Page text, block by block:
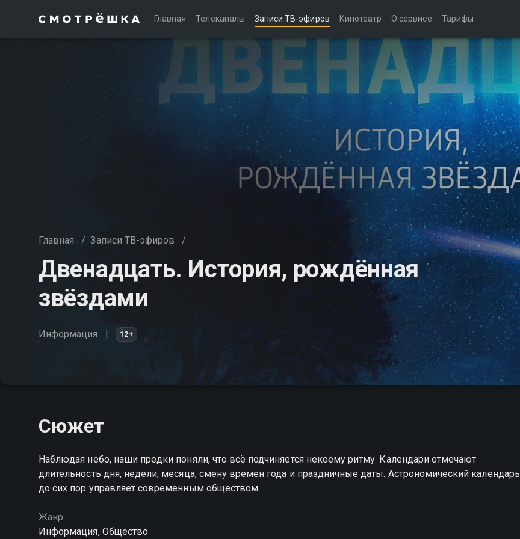
Главная Телеканалы Записи ТВ-эфиров Кинотеатр О сервисе Тарифы
Главная / Записи ТВ-эфиров /
Двенадцать. История, рождённая
звёздами
Информация 12+
Сюжет
Наблюдая небо, наши предки поняли, что всё подчиняется некоему ритму. Календари отмечают
длительность дня, недели, месяца, смену времён года и праздничные даты. Астрономический календарь
до сих пор управляет современным обществом
Жанр
Информация, Общество